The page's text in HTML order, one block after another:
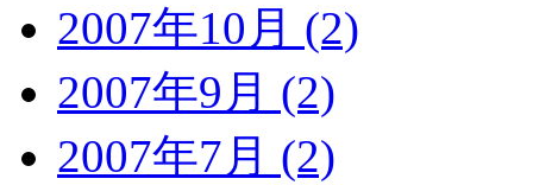
2007年10月 (2)
2007年9月 (2)
2007年7月 (2)